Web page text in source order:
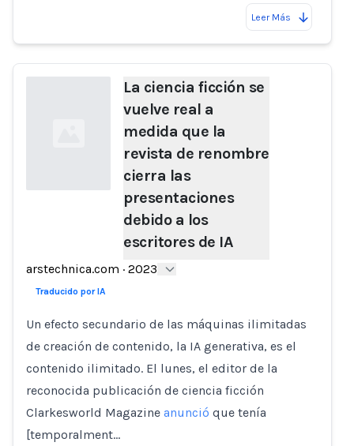
Leer Más
La ciencia ficción se
vuelve real a
medida que la
revista de renombre
cierra las
presentaciones
debido a los
escritores de IA
arstechnica.com · 2023
Traducido por IA
Un efecto secundario de las máquinas ilimitadas
de creación de contenido, la IA generativa, es el
contenido ilimitado. El lunes, el editor de la
reconocida publicación de ciencia ficción
Clarkesworld Magazine anunció que tenía
[temporalment…